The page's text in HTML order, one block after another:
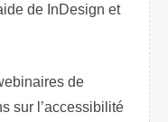
de InDesign et
de
sur l’accessibilité